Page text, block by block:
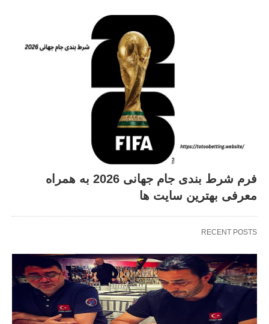
فرم شرط بندی جام جهانی 2026 به همراه
معرفی بهترین سایت ها
RECENT POSTS